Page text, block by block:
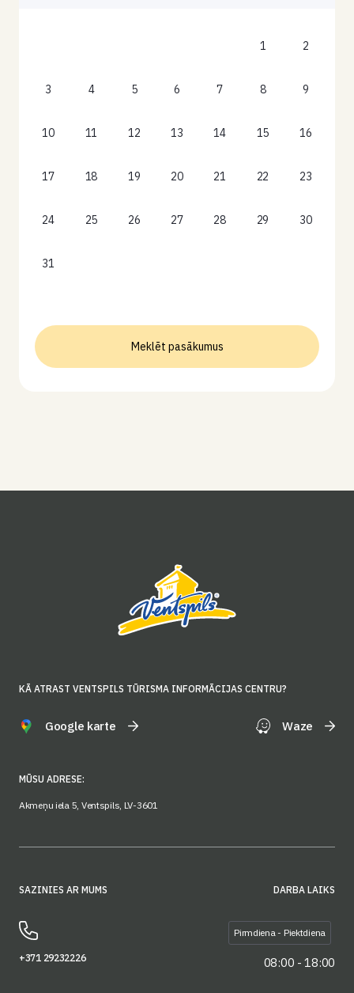
1 2
3 4 5 6 7 8 9
10 11 12 13 14 15 16
17 18 19 20 21 22 23
24 25 26 27 28 29 30
31
Meklēt pasākumus
KĀ ATRAST VENTSPILS TŪRISMA INFORMĀCIJAS CENTRU?
Google karte Waze
MŪSU ADRESE:
Akmeņu iela 5, Ventspils, LV-3601
SAZINIES AR MUMS
+371 29232226
DARBA LAIKS
Pirmdiena - Piektdiena
08:00 - 18:00